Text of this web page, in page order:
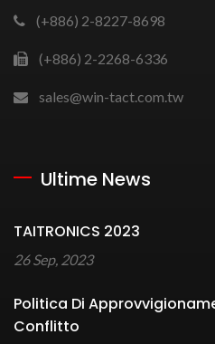
(+886) 2-8227-8698
(+886) 2-2268-6336
sales@win-tact.com.tw
Ultime News
TAITRONICS 2023
26 Sep, 2023
Politica Di
Conflitto